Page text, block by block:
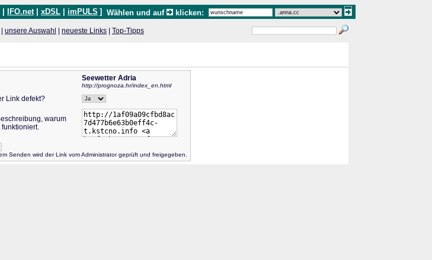
IFO.net xDSL imPULS ] Wählen und auf klicken:
unsere Auswahl neueste Links Top-Tipps
Seewetter Adria
http://prognoza.hr/index_en.html
Link defekt?
warum
funktioniert.
Senden wird der Link vom Administrator geprüft und freigegeben.